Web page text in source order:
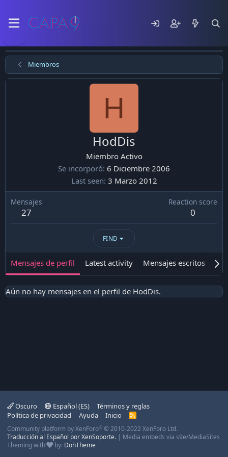
Miembros
H
HodDis
Miembro Activo
Se incorporó 6 Diciembre 2006
Last seen 3 Marzo 2012
Mensajes
27
Reaction score
0
FIND
Mensajes de perfil Latest activity Mensajes escritos
Aún no hay mensajes en el perfil de HodDis.
Oscuro Español (ES)
Términos y reglas
Política de privacidad
Ayuda Inicio
R
S
Community platform by XenForo® © 2010-2022 XenForo Ltd.
Traducción al Español por XenSoporte. | Media embeds via s9e/MediaSites
Theming with
by: DohTheme